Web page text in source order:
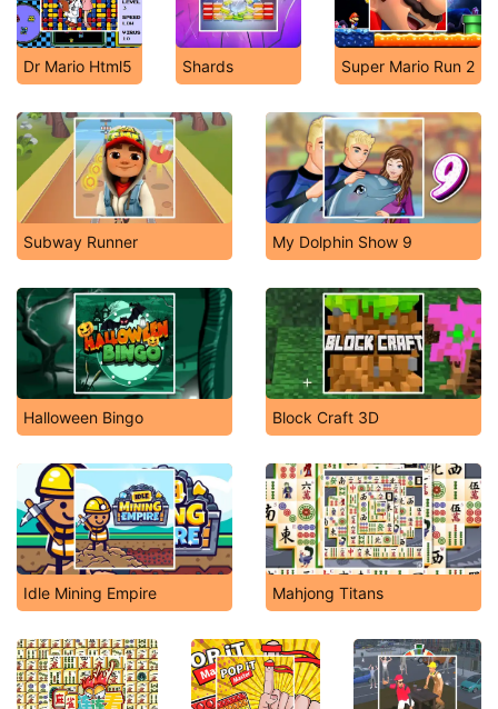
Dr Mario Html5 Shards Super Mario Run 2
Subway Runner My Dolphin Show 9
Halloween Bingo Block Craft 3D
Idle Mining Empire Mahjong Titans